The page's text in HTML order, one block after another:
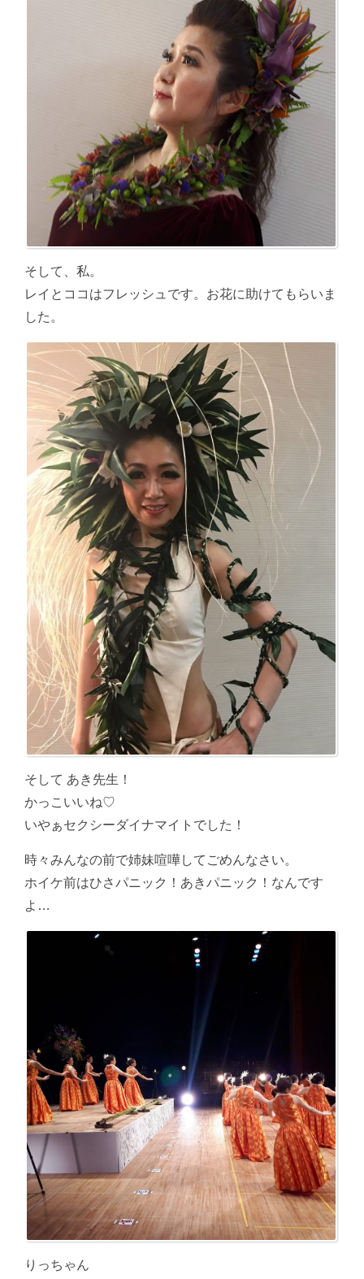
そして、私。
レイとココはフレッシュです。お花に助けてもらいま
した。
そして あき先生！
かっこいいね♡
いやぁセクシーダイナマイトでした！
時々みんなの前で姉妹喧嘩してごめんなさい。
ホイケ前はひさパニック！あきパニック！なんです
よ…
りっちゃん